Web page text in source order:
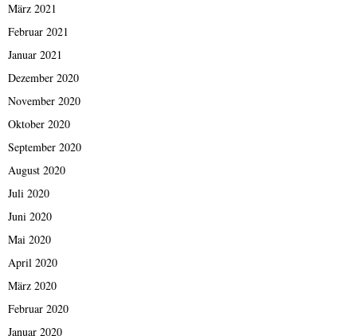
März 2021
Februar 2021
Januar 2021
Dezember 2020
November 2020
Oktober 2020
September 2020
August 2020
Juli 2020
Juni 2020
Mai 2020
April 2020
März 2020
Februar 2020
Januar 2020